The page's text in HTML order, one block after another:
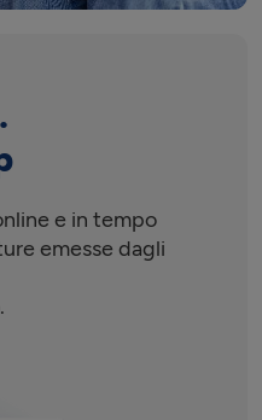
e in tempo
emesse dagli